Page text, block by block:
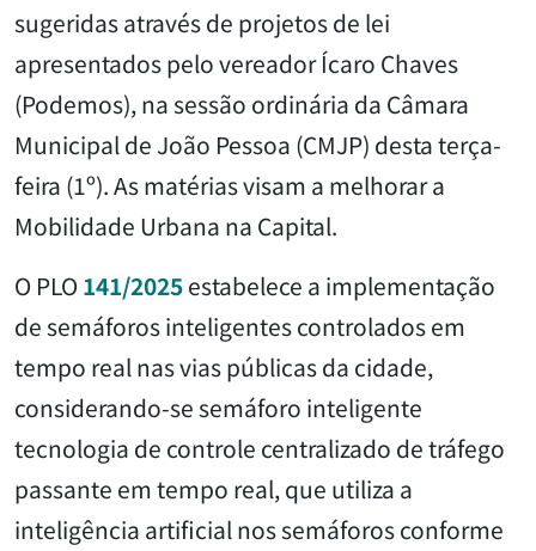
sugeridas através de projetos de lei
apresentados pelo vereador Ícaro Chaves
(Podemos), na sessão ordinária da Câmara
Municipal de João Pessoa (CMJP) desta terça-
feira (1º). As matérias visam a melhorar a
Mobilidade Urbana na Capital.
O PLO 141/2025estabelece a implementação
de semáforos inteligentes controlados em
tempo real nas vias públicas da cidade,
considerando-se semáforo inteligente
tecnologia de controle centralizado de tráfego
passante em tempo real, que utiliza a
inteligência artificial nos semáforos conforme